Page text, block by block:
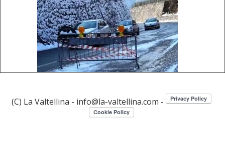
(C) La Valtellina - info@la-valtellina.com -